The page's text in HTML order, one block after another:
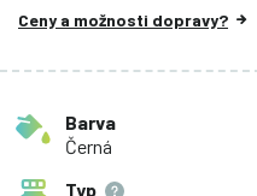
Ceny a možnosti dopravy?
Barva
Černá
Typ